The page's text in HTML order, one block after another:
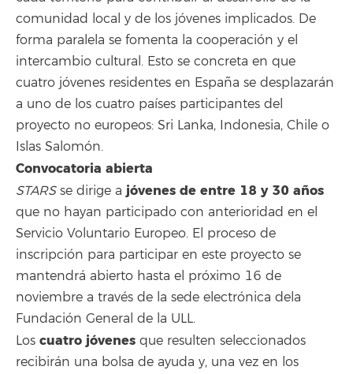
comunidad local y de los jóvenes implicados. De
forma paralela se fomenta la cooperación y el
intercambio cultural. Esto se concreta en que
cuatro jóvenes residentes en España se desplazarán
a uno de los cuatro países participantes del
proyecto no europeos: Sri Lanka, Indonesia, Chile o
Islas Salomón.
Convocatoria abierta
STARSse dirige a jóvenes de entre 18 y 30 años
que no hayan participado con anterioridad en el
Servicio Voluntario Europeo. El proceso de
inscripción para participar en este proyecto se
mantendrá abierto hasta el próximo 16 de
noviembre a través de la sede electrónica dela
Fundación General de la ULL.
Los cuatro jóvenes que resulten seleccionados
recibirán una bolsa de ayuda y, una vez en los